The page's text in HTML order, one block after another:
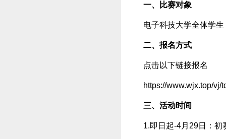
一、比赛对象
电子科技大学全体学生
二、报名方式
点击以下链接报名
https://www.wjx.top/vj/
三、活动时间
1.即日起-4月29日：初